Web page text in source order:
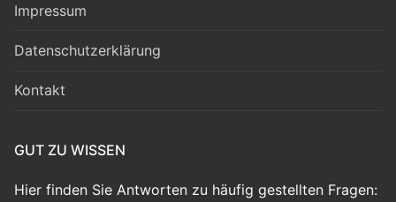
Impressum
Datenschutzerklärung
Kontakt
GUT ZU WISSEN
Hier finden Sie Antworten zu häufig gestellten Fragen: